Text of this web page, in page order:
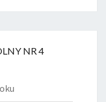
NR 4